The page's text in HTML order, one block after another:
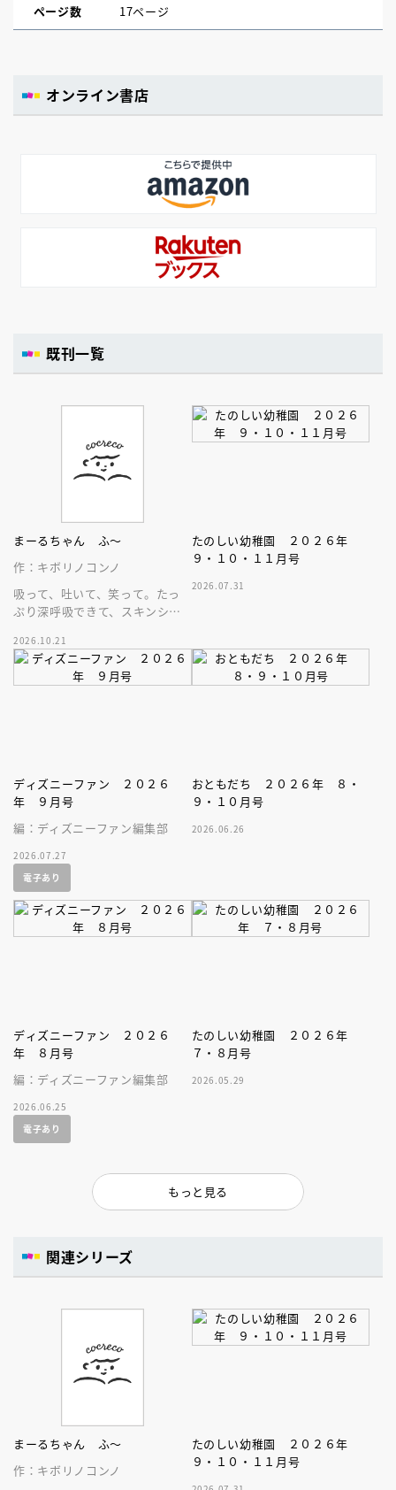
ページ数 17ページ
オンライン書店
既刊一覧
まーるちゃん ふ～
作：キボリノコンノ
吸って、吐いて、笑って。たっ
ぷり深呼吸できて、スキンシッ
家、キボリノコンノ初のファー
ストブック。
2026.10.21
たのしい幼稚園 ２０２６年
９・１０・１１月号
2026.07.31
ディズニーファン ２０２６
年 ９月号
編：ディズニーファン編集部
2026.07.27
電子あり
おともだち ２０２６年 ８・
９・１０月号
2026.06.26
ディズニーファン ２０２６
年 ８月号
編：ディズニーファン編集部
2026.06.25
電子あり
たのしい幼稚園 ２０２６年
７・８月号
2026.05.29
もっと見る
関連シリーズ
まーるちゃん ふ～
作：キボリノコンノ
たのしい幼稚園 ２０２６年
９・１０・１１月号